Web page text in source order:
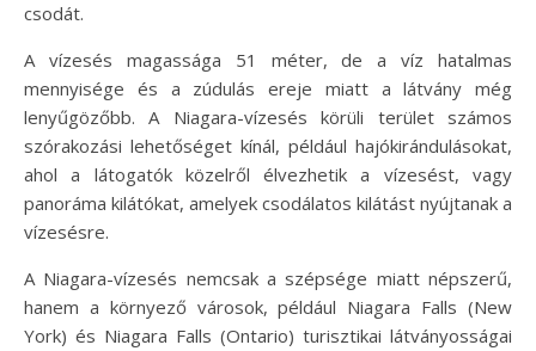
csodát.
A vízesés magassága 51 méter, de a víz hatalmas
mennyisége és a zúdulás ereje miatt a látvány még
lenyűgözőbb. A Niagara-vízesés körüli terület számos
szórakozási lehetőséget kínál, például hajókirándulásokat,
ahol a látogatók közelről élvezhetik a vízesést, vagy
panoráma kilátókat, amelyek csodálatos kilátást nyújtanak a
vízesésre.
A Niagara-vízesés nemcsak a szépsége miatt népszerű,
hanem a környező városok, például Niagara Falls (New
York) és Niagara Falls (Ontario) turisztikai látványosságai